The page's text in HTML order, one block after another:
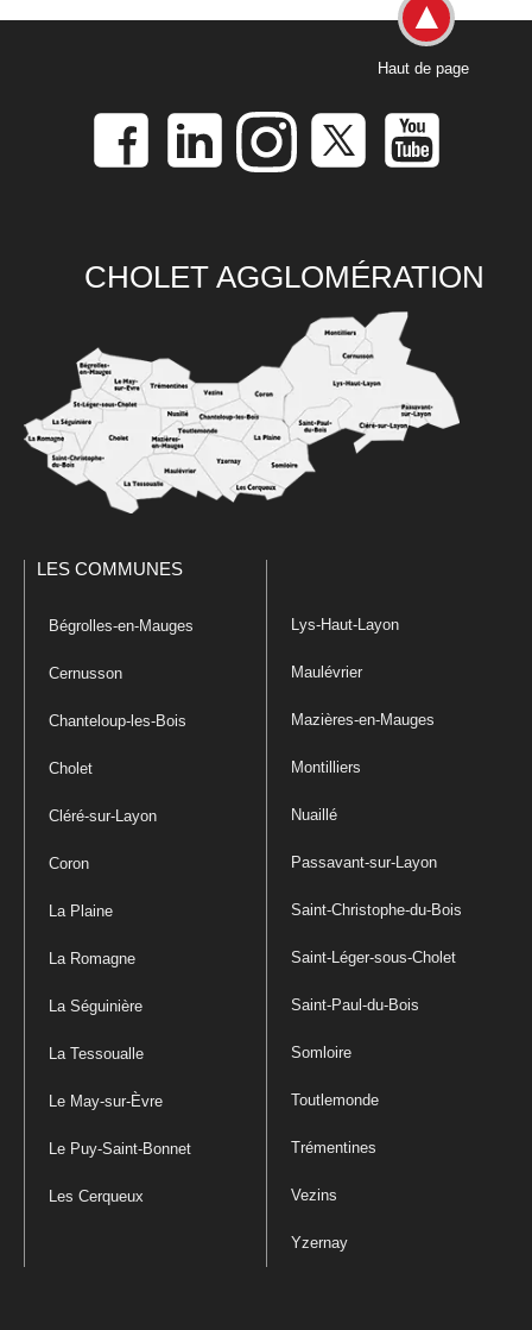
Haut de page
CHOLET AGGLOMÉRATION
LES COMMUNES
Bégrolles-en-Mauges
Cernusson
Chanteloup-les-Bois
Cholet
Cléré-sur-Layon
Coron
La Plaine
La Romagne
La Séguinière
La Tessoualle
Le May-sur-Èvre
Le Puy-Saint-Bonnet
Les Cerqueux
Lys-Haut-Layon
Maulévrier
Mazières-en-Mauges
Montilliers
Nuaillé
Passavant-sur-Layon
Saint-Christophe-du-Bois
Saint-Léger-sous-Cholet
Saint-Paul-du-Bois
Somloire
Toutlemonde
Trémentines
Vezins
Yzernay